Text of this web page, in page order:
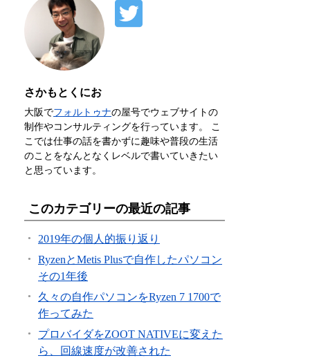
さかもとくにお
大阪でフォルトゥナの屋号でウェブサイトの
制作やコンサルティングを行っています。 こ
こでは仕事の話を書かずに趣味や普段の生活
のことをなんとなくレベルで書いていきたい
と思っています。
このカテゴリーの最近の記事
2019年の個人的振り返り
RyzenとMetis Plusで自作したパソコン
その1年後
久々の自作パソコンをRyzen 7 1700で
作ってみた
プロバイダをZOOT NATIVEに変えた
ら、回線速度が改善された